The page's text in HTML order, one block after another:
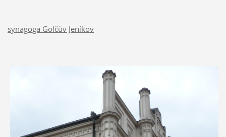
synagoga Golčův Jeníkov